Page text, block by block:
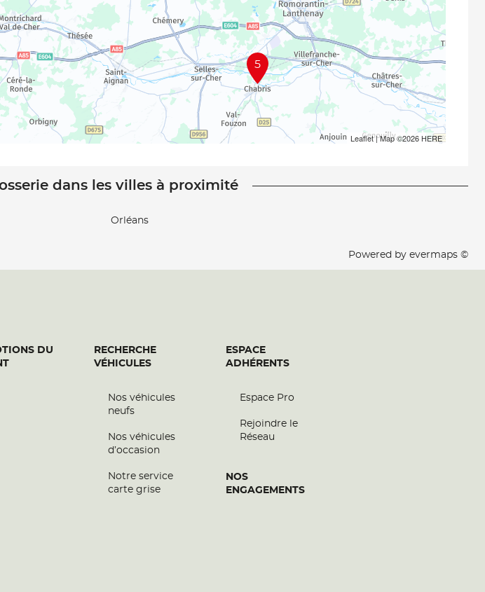
5
Leaflet| Map ©2026 HERE
dans les villes à proximité
Orléans
Powered by evermaps ©
DU
RECHERCHE
VÉHICULES
Nos véhicules
neufs
Nos véhicules
d’occasion
Notre service
carte grise
ESPACE
ADHÉRENTS
Espace Pro
Rejoindre le
Réseau
NOS
ENGAGEMENTS